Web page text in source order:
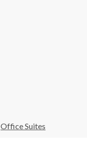
Office Suites